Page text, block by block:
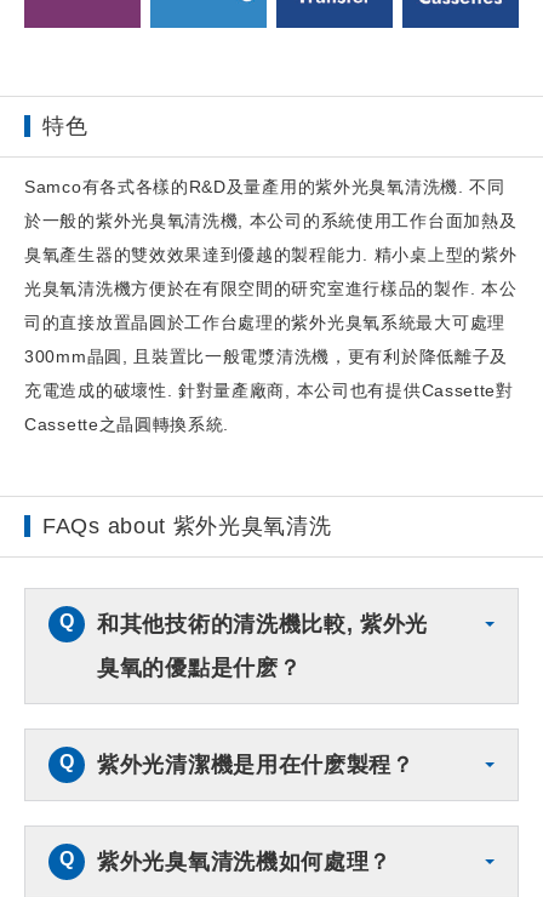
特色
Samco有各式各樣的R&D及量產用的紫外光臭氧清洗機. 不同
於一般的紫外光臭氧清洗機, 本公司的系統使用工作台面加熱及
臭氧產生器的雙效效果達到優越的製程能力. 精小桌上型的紫外
光臭氧清洗機方便於在有限空間的研究室進行樣品的製作. 本公
司的直接放置晶圓於工作台處理的紫外光臭氧系統最大可處理
300mm晶圓, 且裝置比一般電漿清洗機，更有利於降低離子及
充電造成的破壞性. 針對量產廠商, 本公司也有提供Cassette對
Cassette之晶圓轉換系統.
FAQs about 紫外光臭氧清洗
和其他技術的清洗機比較, 紫外光
臭氧的優點是什麽？
紫外光清潔機是用在什麽製程？
紫外光臭氧清洗機如何處理？